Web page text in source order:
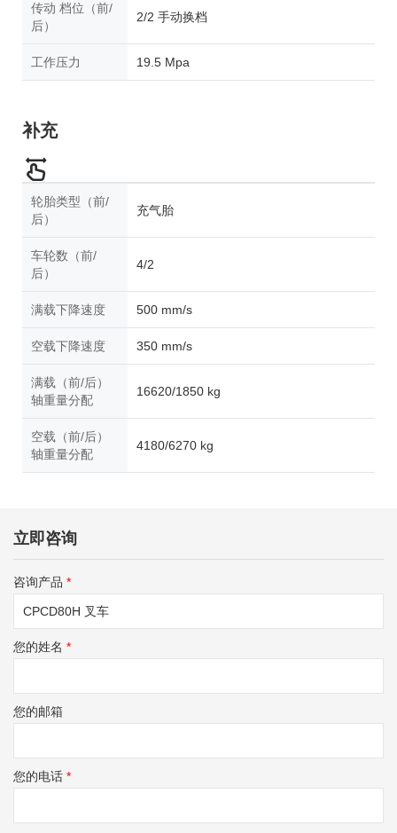
传动 档位（前/
后）
2/2 手动换档
工作压力 19.5 Mpa
补充
轮胎类型（前/
后）
充气胎
车轮数（前/
后）
4/2
满载下降速度 500 mm/s
空载下降速度 350 mm/s
满载（前/后）
轴重量分配
16620/1850 kg
空载（前/后）
轴重量分配
4180/6270 kg
立即咨询
咨询产品 *
您的姓名 *
您的邮箱
您的电话 *